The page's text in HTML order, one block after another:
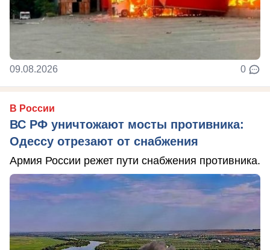
09.08.2026 0
В России
ВС РФ уничтожают мосты противника:
Одессу отрезают от снабжения
Армия России режет пути снабжения противника.